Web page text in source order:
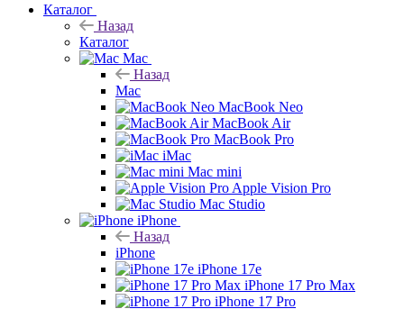
Каталог
Назад
Каталог
Mac
Назад
Mac
MacBook Neo
MacBook Air
MacBook Pro
iMac
Mac mini
Apple Vision Pro
Mac Studio
iPhone
Назад
iPhone
iPhone 17e
iPhone 17 Pro Max
iPhone 17 Pro